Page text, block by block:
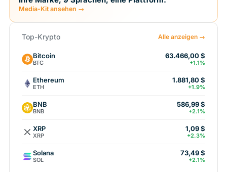
Media-Kit ansehen →
Top-Krypto Alle anzeigen →
Bitcoin
BTC
63.466,00 $
+1.1%
Ethereum
ETH
1.881,80 $
+1.9%
BNB
BNB
586,99 $
+2.1%
XRP
XRP
1,09 $
+2.3%
Solana
SOL
73,49 $
+2.1%